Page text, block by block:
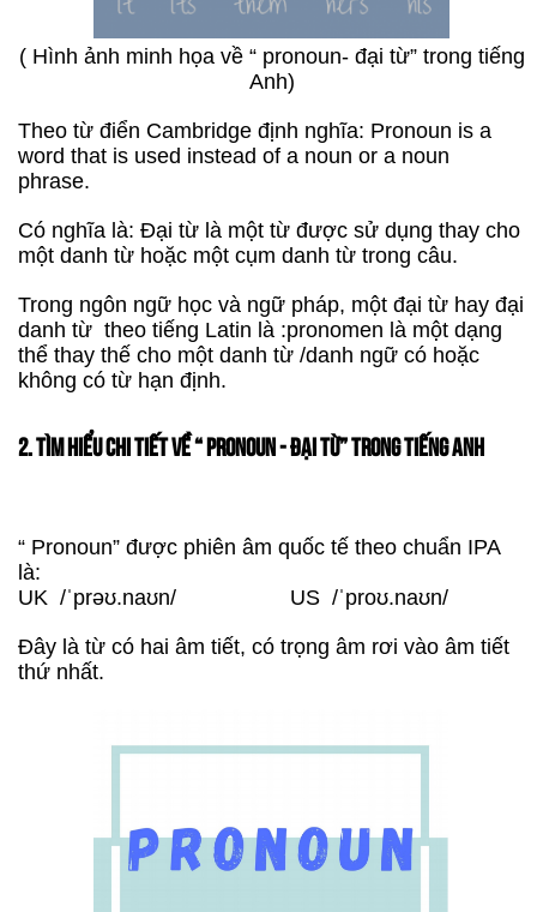
( Hình ảnh minh họa về “ pronoun- đại từ” trong tiếng
Anh)
Theo từ điển Cambridge định nghĩa: Pronoun is a
word that is used instead of a noun or a noun
phrase.
Có nghĩa là: Đại từ là một từ được sử dụng thay cho
một danh từ hoặc một cụm danh từ trong câu.
Trong ngôn ngữ học và ngữ pháp, một đại từ hay đại
danh từ theo tiếng Latin là :pronomen là một dạng
thể thay thế cho một danh từ /danh ngữ có hoặc
không có từ hạn định.
2. TÌM HIỂU CHI TIẾT VỀ “ PRONOUN - ĐẠI TỪ” TRONG TIẾNG ANH
“ Pronoun” được phiên âm quốc tế theo chuẩn IPA
là:
UK /ˈprəʊ.naʊn/ US /ˈproʊ.naʊn/
Đây là từ có hai âm tiết, có trọng âm rơi vào âm tiết
thứ nhất.